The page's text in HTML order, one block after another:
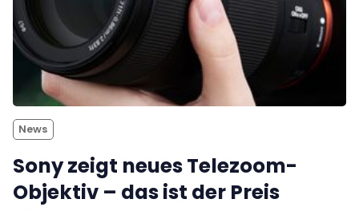
News
Sony zeigt neues Telezoom-
Objektiv – das ist der Preis